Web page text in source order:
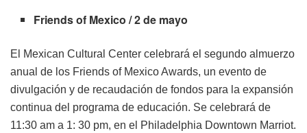
Friends of Mexico / 2 de mayo
El Mexican Cultural Center celebrará el segundo almuerzo
anual de los Friends of Mexico Awards, un evento de
divulgación y de recaudación de fondos para la expansión
continua del programa de educación. Se celebrará de
11:30 am a 1: 30 pm, en el Philadelphia Downtown Marriot.